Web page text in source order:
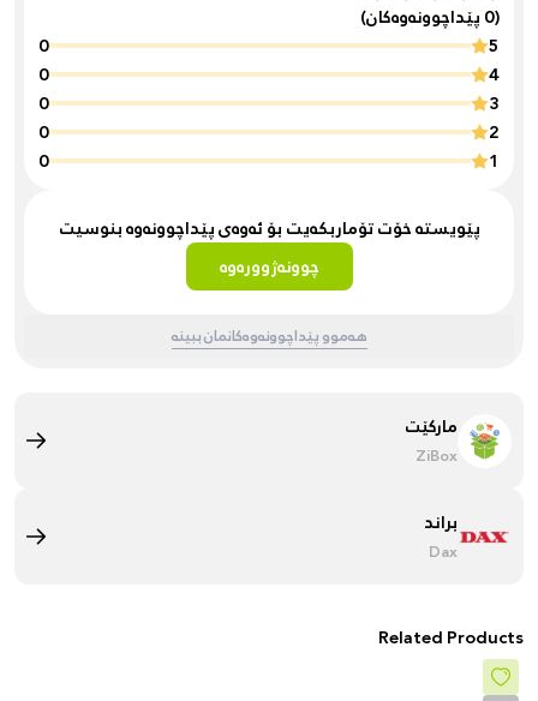
(0 پێداچوونەوەکان)
5
0
4
0
3
0
2
0
1
0
پێویستە خۆت تۆماربکەیت بۆ ئەوەی پێداچوونەوە بنوسیت
چوونەژوورەوە
هەموو پێداچوونەوەکانمان ببینە
مارکێت
ZiBox
براند
Dax
Related Products